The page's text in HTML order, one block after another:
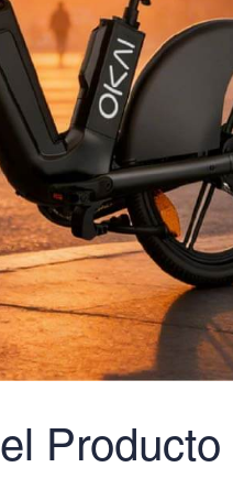
Producto